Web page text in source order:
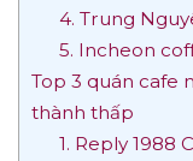
4. Trung
5. Incheon
Top 3 quán cafe
thành thấp
1. Reply 1988